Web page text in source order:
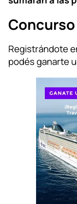
Concurso
Registrándote
podés ganarte